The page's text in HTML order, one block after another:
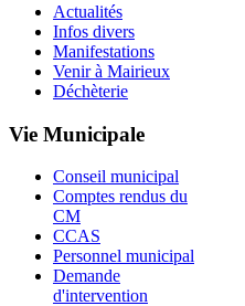
Actualités
Infos divers
Manifestations
Venir à Mairieux
Déchèterie
Vie Municipale
Conseil municipal
Comptes rendus du
CM
CCAS
Personnel municipal
Demande
d'intervention